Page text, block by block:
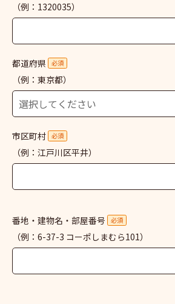
（例：1320035）
都道府県 必須
（例：東京都）
市区町村 必須
（例：江戸川区平井）
番地・建物名・部屋番号 必須
（例：6-37-3 コーポしまむら101）